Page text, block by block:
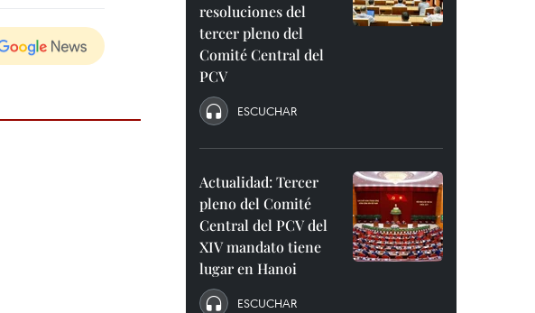
resoluciones del
tercer pleno del
Comité Central del
PCV
ESCUCHAR
Actualidad: Tercer
pleno del Comité
Central del PCV del
XIV mandato tiene
lugar en Hanoi
ESCUCHAR